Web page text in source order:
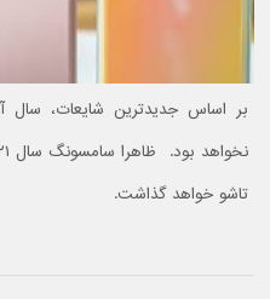
تاشو خواهد گذاشت.